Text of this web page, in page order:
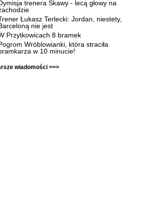
trenera Skawy - lecą głowy na
Łukasz Terlecki: Jordan, niestety,
nie jest
Przytkowicach 8 bramek
Wróblowianki, która straciła
w 10 minucie!
wiadomości >>>